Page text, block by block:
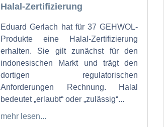
Halal-Zertifizierung
Eduard Gerlach hat für 37 GEHWOL-
Produkte eine Halal-Zertifizierung
erhalten. Sie gilt zunächst für den
indonesischen Markt und trägt den
dortigen regulatorischen
Anforderungen Rechnung. Halal
bedeutet „erlaubt“ oder „zulässig“...
mehr lesen...